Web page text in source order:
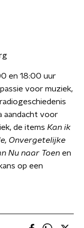
en 18:00 uur
passie voor muziek,
aandacht voor
de items Kan ik
Onvergetelijke
Nu naar Toen en
op een